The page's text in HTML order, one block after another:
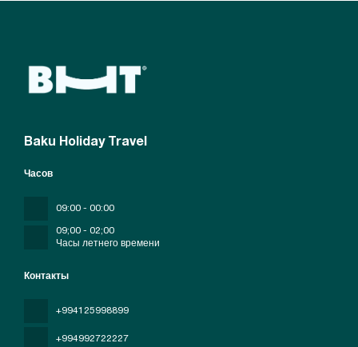
Baku Holiday Travel
Контакты
+994125998899
+994992722227
Часов
09:00 - 00:00
09;00 - 02;00
Часы летнего времени